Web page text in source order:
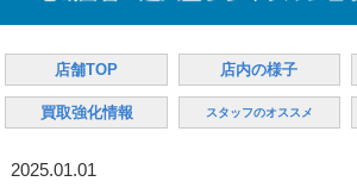
店舗TOP 店内の様子
買取強化情報 スタッフのオススメ
2025.01.01